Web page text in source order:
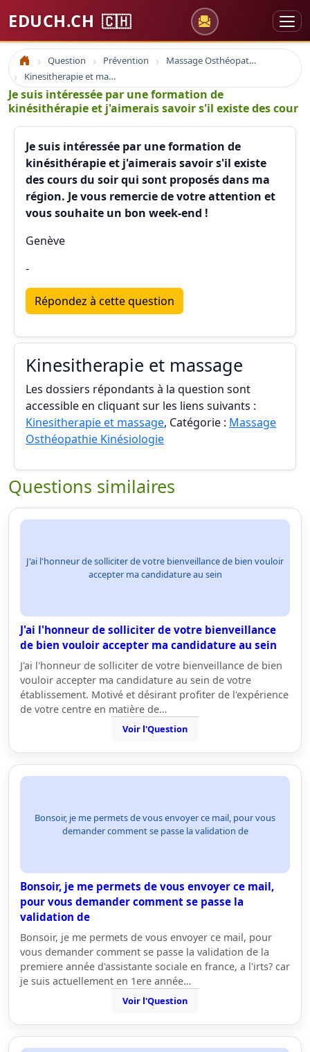
EDUCH.CH 🇨🇭
Accueil Question Prévention
Massage Osthéopathie Kinésiologie
Kinesitherapie et massage
Je suis intéressée par une formation de
kinésithérapie et j'aimerais savoir s'il existe des cour
Je suis intéressée par une formation de
kinésithérapie et j'aimerais savoir s'il existe
des cours du soir qui sont proposés dans ma
région. Je vous remercie de votre attention et
vous souhaite un bon week-end !
Genève
-
Répondez à cette question
Kinesitherapie et massage
Les dossiers répondants à la question sont
accessible en cliquant sur les liens suivants :
Kinesitherapie et massage, Catégorie : Massage
Osthéopathie Kinésiologie
Questions similaires
J'ai l'honneur de solliciter de votre bienveillance de bien vouloir
accepter ma candidature au sein
J'ai l'honneur de solliciter de votre bienveillance
de bien vouloir accepter ma candidature au sein
J'ai l'honneur de solliciter de votre bienveillance de bien
vouloir accepter ma candidature au sein de votre
établissement. Motivé et désirant profiter de l'expérience
de votre centre en matière de…
Voir l'Question
Bonsoir, je me permets de vous envoyer ce mail, pour vous
demander comment se passe la validation de
Bonsoir, je me permets de vous envoyer ce mail,
pour vous demander comment se passe la
validation de
Bonsoir, je me permets de vous envoyer ce mail, pour
vous demander comment se passe la validation de la
premiere année d'assistante sociale en france, a l'irts? car
je suis actuellement en 1ere année…
Voir l'Question